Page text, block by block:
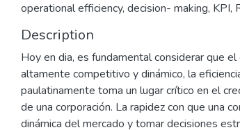
operational efficiency, decision- making, KPI,
Description
Hoy en dia, es fundamental considerar que
altamente competitivo y dinámico, la
paulatinamente toma un lugar crítico en el
de una corporación. La rapidez con que una
dinámica del mercado y tomar decisiones